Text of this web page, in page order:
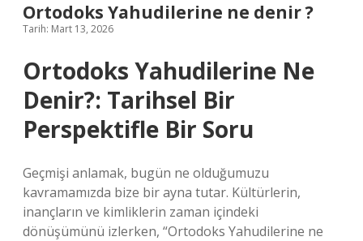
Ortodoks Yahudilerine ne denir ?
Tarih: Mart 13, 2026
Ortodoks Yahudilerine Ne
Denir?: Tarihsel Bir
Perspektifle Bir Soru
Geçmişi anlamak, bugün ne olduğumuzu
kavramamızda bize bir ayna tutar. Kültürlerin,
inançların ve kimliklerin zaman içindeki
dönüşümünü izlerken, “Ortodoks Yahudilerine ne